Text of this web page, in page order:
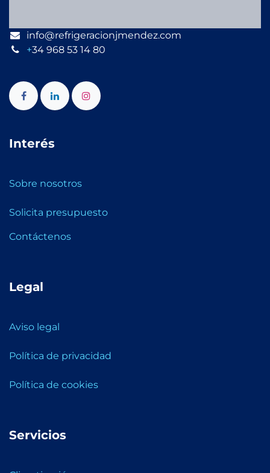
info@refrigeracionjmendez.com
+34 968 53 14 80
Interés
Sobre nosotros
Solicita presupuesto
Contáctenos
Legal
Aviso legal
Política de privacidad
Política de cookies
Servicios